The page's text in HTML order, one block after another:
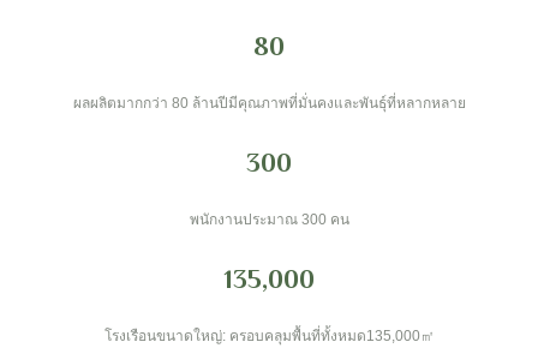
80
ผลผลิตมากกว่า 80 ล้านปีมีคุณภาพที่มั่นคงและพันธุ์ที่หลากหลาย
300
พนักงานประมาณ 300 คน
135,000
โรงเรือนขนาดใหญ่: ครอบคลุมพื้นที่ทั้งหมด135,000㎡